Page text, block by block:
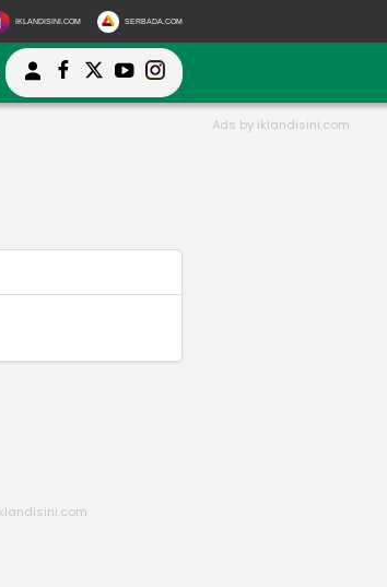
IKLANDISINI.COM SERBADA.COM